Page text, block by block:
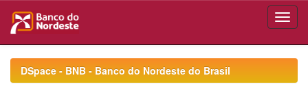
navigationDSpace - BNB - Banco do Nordeste do Brasil